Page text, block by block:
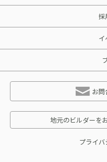
採
イ
お問
地元のビルダーを
プライ